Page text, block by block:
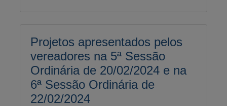
Projetos apresentados pelos
vereadores na 5ª Sessão
Ordinária de 20/02/2024 e na
6ª Sessão Ordinária de
22/02/2024